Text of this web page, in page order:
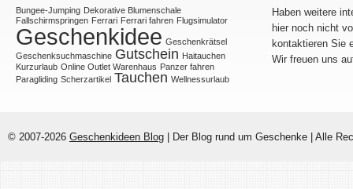
Bungee-Jumping Dekorative Blumenschale
Fallschirmspringen Ferrari Ferrari fahren Flugsimulator
Geschenkidee Geschenkrätsel
Geschenksuchmaschine Gutschein Haitauchen
Kurzurlaub Online Outlet Warenhaus Panzer fahren
Paragliding Scherzartikel Tauchen Wellnessurlaub
Haben weitere
hier noch nicht
kontaktieren Sie
Wir freuen uns
© 2007-2026 Geschenkideen Blog | Der Blog rund um Geschenke | Alle